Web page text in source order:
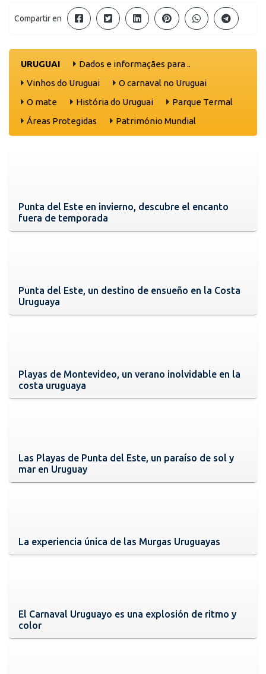
Compartir en
URUGUAI
Dados e informaçães para ..
Vinhos do Uruguai
O carnaval no Uruguai
O mate
História do Uruguai
Parque Termal
Áreas Protegidas
Património Mundial
Punta del Este en invierno, descubre el encanto
fuera de temporada
Punta del Este, un destino de ensueño en la Costa
Uruguaya
Playas de Montevideo, un verano inolvidable en la
costa uruguaya
Las Playas de Punta del Este, un paraíso de sol y
mar en Uruguay
La experiencia única de las Murgas Uruguayas
El Carnaval Uruguayo es una explosión de ritmo y
color